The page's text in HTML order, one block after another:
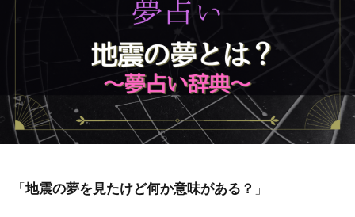
「地震の夢を見たけど何か意味がある？ 」